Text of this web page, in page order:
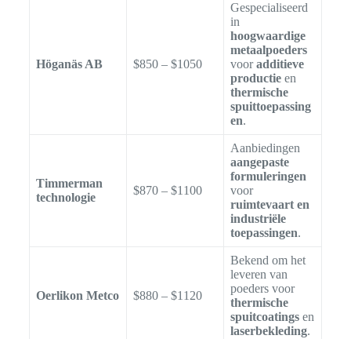
Höganäs AB $850 – $1050
Gespecialiseerd
in
hoogwaardige
metaalpoeders
vooradditieve
productieen
thermische
spuittoepassing
en.
Timmerman
technologie
$870 – $1100
Aanbiedingen
aangepaste
formuleringen
voor
ruimtevaart en
industriële
toepassingen.
Oerlikon Metco $880 – $1120
Bekend om het
leveren van
poeders voor
thermische
spuitcoatingsen
laserbekleding.